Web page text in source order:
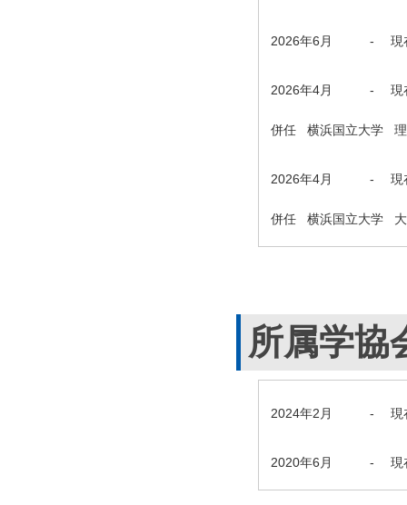
2026年6月 - 現
2026年4月 - 現
併任 横浜国立大学
2026年4月 - 現
併任 横浜国立大学
所属学協
2024年2月 - 現
2020年6月 - 現